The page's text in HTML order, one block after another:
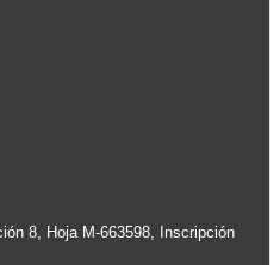
8, Hoja M-663598, Inscripción